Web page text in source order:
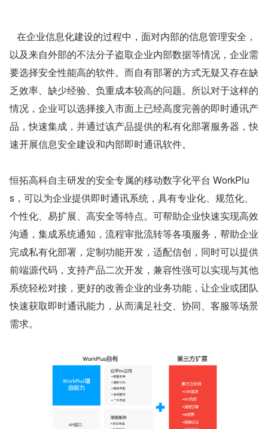
在企业信息化建设的过程中，面对内部的信息管理安全，
以及来自外部的不法分子盗取企业内部数据等情况，企业需
要选择安全性能高的软件。而自有部署的方式无疑又存在缺
乏效率、缺少经验、负重成本较高的问题。所以对于这样的
情况，企业可以选择接入市面上已经高度完善的即时通讯产
品，快速集成，并通过该产品提供的私有化部署服务器，快
速开展信息安全建设和内部即时通讯软件。
恒拓高科自主研发的安全专属的移动数字化平台 WorkPlu
s，可以为企业提供即时通讯系统，具有专业化、规范化、
个性化、易扩展、高安全等特点。可帮助企业快速实现高效
沟通，集成系统通知，流程审批流转等各项服务，帮助企业
完成私有化部署，定制功能开发，适配信创，同时可以提供
前端源代码，支持产品二次开发，兼容性强可以实现与其他
系统轻松对接，更好的改善企业的业务功能，让企业或团队
快速获取即时通讯能力，从而满足社交、协同、客服等场景
需求。